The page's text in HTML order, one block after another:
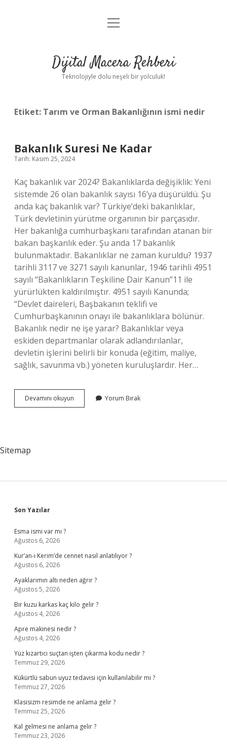
Anasayfa
Yasal Uyarı
menüyü
Dijital Macera Rehberi
Teknolojiyle dolu neşeli bir yolculuk!
Etiket: Tarım ve Orman Bakanlığının ismi nedir
Bakanlık Suresi Ne Kadar
Tarih: Kasım 25, 2024
Kaç bakanlık var 2024? Bakanlıklarda değişiklik: Yeni
sistemde 26 olan bakanlık sayısı 16’ya düşürüldü. Şu
anda kaç bakanlık var? Türkiye’deki bakanlıklar,
Türk devletinin yürütme organının bir parçasıdır.
Her bakanlığa cumhurbaşkanı tarafından atanan bir
bakan başkanlık eder. Şu anda 17 bakanlık
bulunmaktadır. Bakanlıklar ne zaman kuruldu? 1937
tarihli 3117 ve 3271 sayılı kanunlar, 1946 tarihli 4951
sayılı “Bakanlıkların Teşkiline Dair Kanun”11 ile
yürürlükten kaldırılmıştır. 4951 sayılı Kanunda;
“Devlet daireleri, Başbakanın teklifi ve
Cumhurbaşkanının onayı ile bakanlıklara bölünür.
Bakanlık nedir ne işe yarar? Bakanlıklar veya
eskiden departmanlar olarak adlandırılanlar,
devletin işlerini belirli bir konuda (eğitim, maliye,
sağlık, savunma vb.) yöneten kuruluşlardır. Her…
Devamını okuyun Bakanlık
Suresi
Yorum Bırak
Sitemap
Sidebar
Son Yazılar
Esma ismi var mı ?
Ağustos 6, 2026
Kur’an-ı Kerim’de cennet nasıl anlatılıyor ?
Ağustos 6, 2026
Ayaklarımın altı neden ağrır ?
Ağustos 5, 2026
Bir kuzu karkas kaç kilo gelir ?
Ağustos 4, 2026
Apre makinesi nedir ?
Ağustos 4, 2026
Yüz kızartıcı suçtan işten çıkarma kodu nedir ?
Temmuz 29, 2026
Kükürtlü sabun uyuz tedavisi için kullanılabilir mi ?
Temmuz 27, 2026
Klasisizm resimde ne anlama gelir ?
Temmuz 25, 2026
Kal gelmesi ne anlama gelir ?
Temmuz 23, 2026